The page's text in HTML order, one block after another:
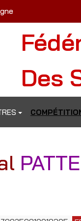
Des